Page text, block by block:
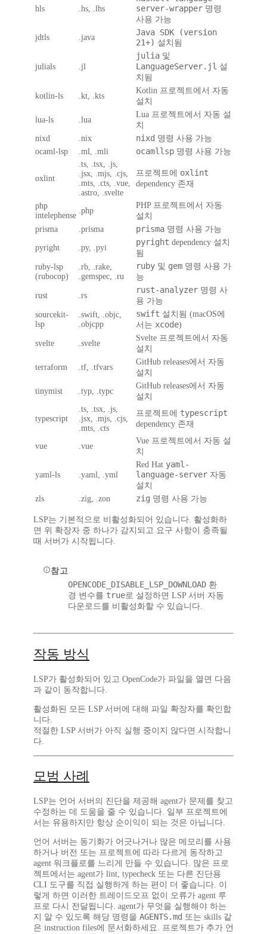
hls .hs, .lhs
server-wrapper 명령
사용 가능
jdtls
.java
Java SDK (version
21+) 설치됨
julials .jl
julia 및
LanguageServer.jl 설
치됨
kotlin-ls .kt, .kts
Kotlin 프로젝트에서 자동
설치
lua-ls .lua
Lua 프로젝트에서 자동 설
치
nixd
.nix nixd 명령 사용 가능
ocaml-lsp
.ml, .mli ocamllsp 명령 사용 가능
oxlint
.ts, .tsx, .js,
.jsx, .mjs, .cjs,
.mts, .cts, .vue,
.astro, .svelte
프로젝트에 oxlint
dependency 존재
php
intelephense
.php
PHP 프로젝트에서 자동
설치
prisma
.prisma prisma 명령 사용 가능
pyright .py, .pyi
pyright dependency 설치
됨
ruby-lsp
(rubocop)
.rb, .rake,
.gemspec, .ru
ruby 및 gem 명령 사용 가
능
rust .rs
rust-analyzer 명령 사
용 가능
sourcekit-
lsp
.swift, .objc,
.objcpp
swift 설치됨 (macOS에
서는 xcode)
svelte .svelte
Svelte 프로젝트에서 자동
설치
terraform .tf, .tfvars
GitHub releases에서 자동
설치
tinymist .typ, .typc
GitHub releases에서 자동
설치
typescript
.ts, .tsx, .js,
.jsx, .mjs, .cjs,
.mts, .cts
프로젝트에 typescript
dependency 존재
vue .vue
Vue 프로젝트에서 자동 설
치
yaml-ls .yaml, .yml
Red Hat yaml-
language-server 자동
설치
zls
.zig, .zon zig 명령 사용 가능
LSP는 기본적으로 비활성화되어 있습니다. 활성화하
면 위 확장자 중 하나가 감지되고 요구 사항이 충족될
때 서버가 시작됩니다.
참고
OPENCODE_DISABLE_LSP_DOWNLOAD 환
경 변수를 true로 설정하면 LSP 서버 자동
다운로드를 비활성화할 수 있습니다.
작동 방식
LSP가 활성화되어 있고 OpenCode가 파일을 열면 다음
과 같이 동작합니다.
활성화된 모든 LSP 서버에 대해 파일 확장자를 확인합
니다.
적절한 LSP 서버가 아직 실행 중이지 않다면 시작합니
다.
모범 사례
LSP는 언어 서버의 진단을 제공해 agent가 문제를 찾고
수정하는 데 도움을 줄 수 있습니다. 일부 프로젝트에
서는 유용하지만 항상 순이익이 되는 것은 아닙니다.
언어 서버는 동기화가 어긋나거나 많은 메모리를 사용
하거나 버전 또는 프로젝트에 따라 다르게 동작하고
agent 워크플로를 느리게 만들 수 있습니다. 많은 프로
젝트에서는 agent가 lint, typecheck 또는 다른 진단용
CLI 도구를 직접 실행하게 하는 편이 더 좋습니다. 이
렇게 하면 이러한 트레이드오프 없이 오류가 agent 루
프로 다시 전달됩니다. agent가 무엇을 실행해야 하는
지 알 수 있도록 해당 명령을 AGENTS.md 또는 skills 같
은 instruction files에 문서화하세요. 프로젝트가 추가 언